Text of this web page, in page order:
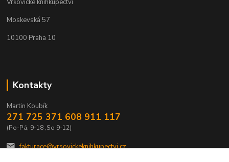
Vršovické knihkupectví
Moskevská 57
10100 Praha 10
Kontakty
Martin Koubík
271 725 371 608 911 117
(Po-Pá, 9-18 ,So 9-12)
fakturace@vrsovickeknihkupectvi.cz